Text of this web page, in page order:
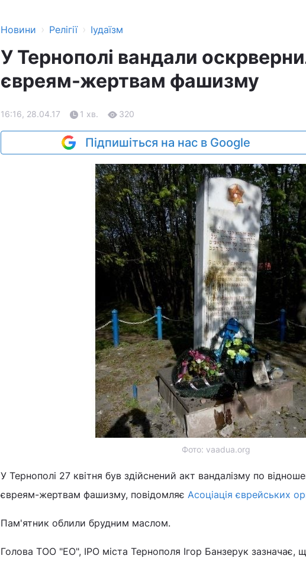
Новини › Релігії › Іудаїзм
У Тернополі вандали
євреям-жертвам фашизму
16:16, 28.04.17 1 хв. 320
Підпишіться на нас в Google
Фото: vaadua.org
У Тернополі 27 квітня був здійснений акт вандалізму по
євреям-жертвам фашизму, повідомляє Асоціація єврейських
Пам'ятник облили брудним маслом.
Голова ТОО "ЕО", ІРО міста Тернополя Ігор Банзерук зазначає,